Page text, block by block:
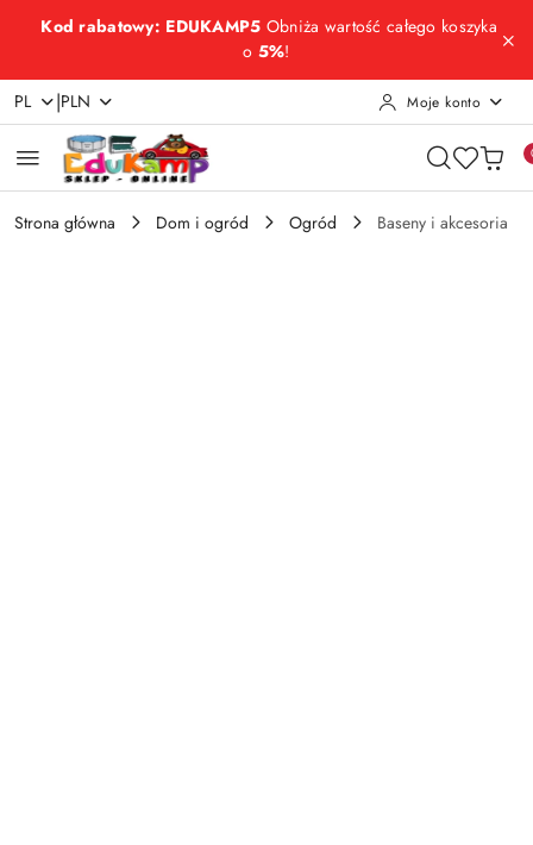
Przejdź do treści głównej
Przejdź do wyszukiwarki
Przejdź do moje konto
Przejdź do menu głównego
Przejdź do opisu produktu
Przejdź do stopki
Kod rabatowy: EDUKAMP5 Obniża wartość całego koszyka
o 5%!
PL |PLN Moje konto
Strona główna Dom i ogród Ogród Baseny i akcesoria